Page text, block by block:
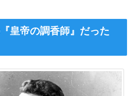
皇帝の調香師』だった